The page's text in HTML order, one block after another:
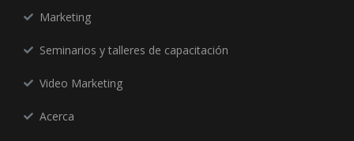
Marketing
Seminarios y talleres de capacitación
Video Marketing
Acerca